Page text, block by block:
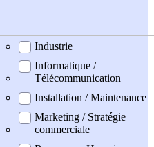
Industrie
Informatique /
Télécommunication
Installation / Maintenance
Marketing / Stratégie
commerciale